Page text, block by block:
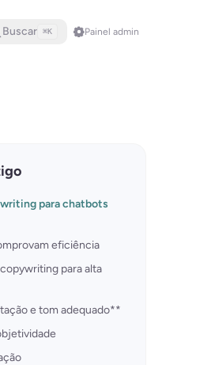
Buscar ⌘K Painel admin
para chatbots
eficiência
para alta
e tom adequado**